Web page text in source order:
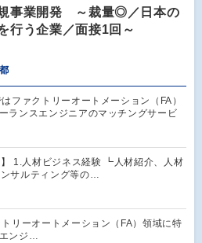
規事業開発 ～裁量◎／日本の
行う企業／面接1回～
ファクトリーオートメーション（FA）
ランスエンジニアのマッチングサービ
】 1.人材ビジネス経験 ┗人材紹介、人材
サルティング等の…
トリーオートメーション（FA）領域に特
ンジ…